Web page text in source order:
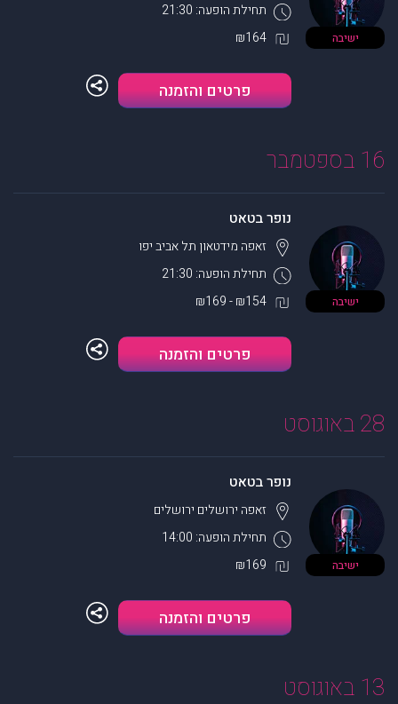
ישיבה
תחילת הופעה: 21:30
₪164
פרטים והזמנה
16 בספטמבר
ישיבה
נופר בטאט
תחילת הופעה: 21:30
זאפה מידטאון תל אביב יפו
₪154 - ₪169
פרטים והזמנה
28 באוגוסט
ישיבה
נופר בטאט
תחילת הופעה: 14:00
זאפה ירושלים ירושלים
₪169
פרטים והזמנה
13 באוגוסט